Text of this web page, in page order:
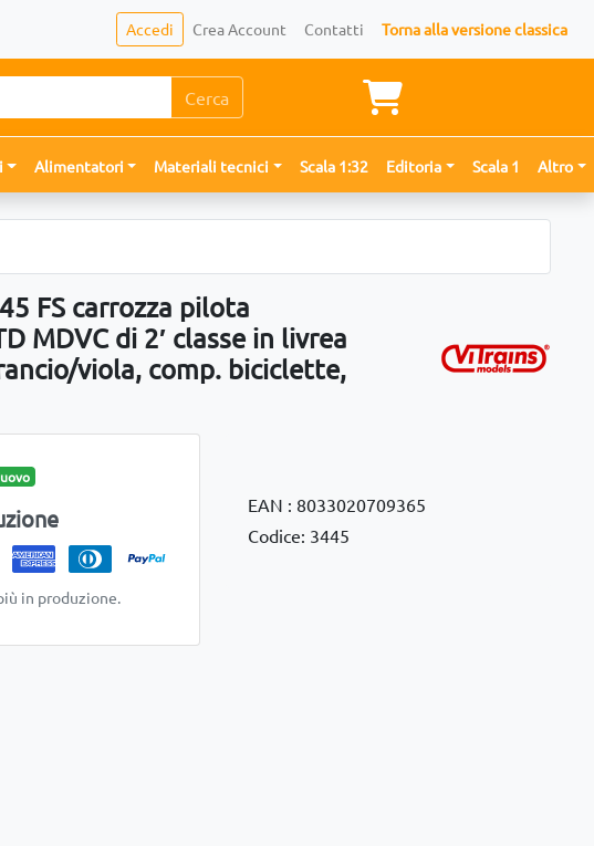
Accedi Crea Account Contatti Torna alla versione classica
Cerca
Alimentatori Materiali tecnici Scala 1:32 Editoria Scala 1 Altro
FS carrozza pilota
MDVC di 2′ classe in livrea
viola, comp. biciclette,
in produzione.
EAN : 8033020709365
Codice: 3445